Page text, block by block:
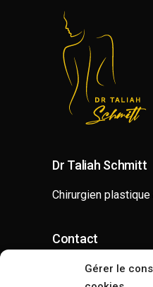
Gérer le
Dr Taliah Schmitt
Chirurgien
Contact